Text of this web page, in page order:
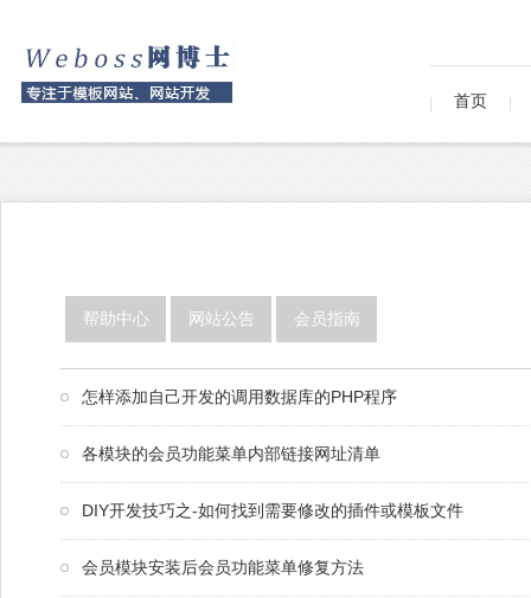
首页
帮助中心 网站公告 会员指南
怎样添加自己开发的调用数据库的PHP程序
各模块的会员功能菜单内部链接网址清单
DIY开发技巧之-如何找到需要修改的插件或模板文件
会员模块安装后会员功能菜单修复方法